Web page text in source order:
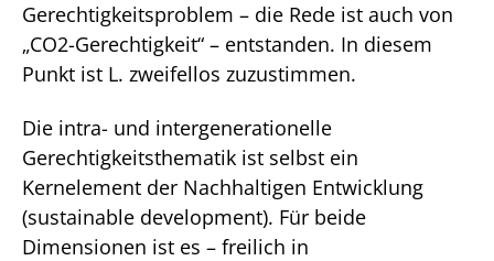
Gerechtigkeitsproblem – die Rede ist auch von
„CO2-Gerechtigkeit“ – entstanden. In diesem
Punkt ist L. zweifellos zuzustimmen.
Die intra- und intergenerationelle
Gerechtigkeitsthematik ist selbst ein
Kernelement der Nachhaltigen Entwicklung
(sustainable development). Für beide
Dimensionen ist es – freilich in